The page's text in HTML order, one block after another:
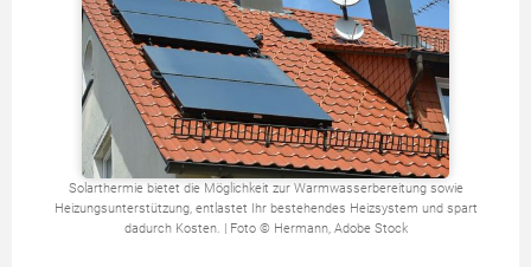
Solarthermie bietet die Möglichkeit zur Warmwasserbereitung sowie
Heizungsunterstützung, entlastet Ihr bestehendes Heizsystem und spart
dadurch Kosten. | Foto © Hermann, Adobe Stock